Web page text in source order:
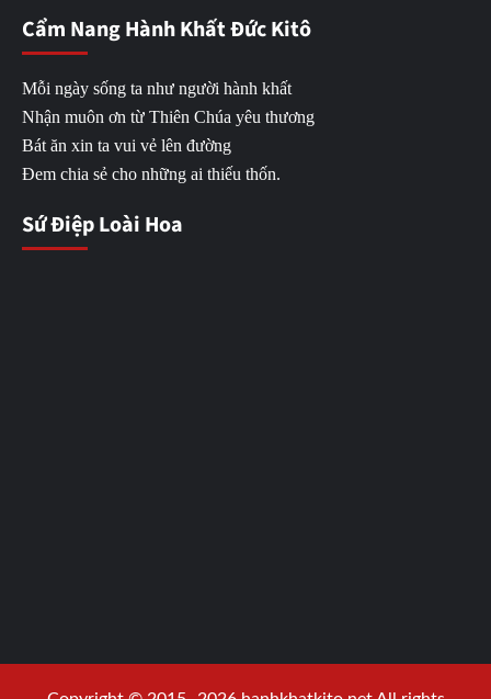
Cẩm Nang Hành Khất Đức Kitô
Mỗi ngày sống ta như người hành khất
Nhận muôn ơn từ Thiên Chúa yêu thương
Bát ăn xin ta vui vẻ lên đường
Đem chia sẻ cho những ai thiếu thốn.
Sứ Điệp Loài Hoa